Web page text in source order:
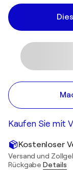
Kaufen Sie mit
Kostenloser
Versand und
RückgabeDetails